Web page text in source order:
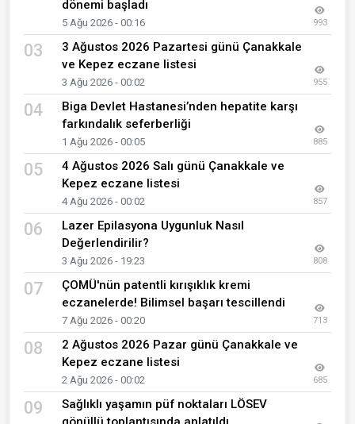
dönemi başladı
5 Ağu 2026 - 00:16 993
03
3 Ağustos 2026 Pazartesi günü Çanakkale
ve Kepez eczane listesi
3 Ağu 2026 - 00:02 955
04
Biga Devlet Hastanesi’nden hepatite karşı
farkındalık seferberliği
1 Ağu 2026 - 00:05 885
05
4 Ağustos 2026 Salı günü Çanakkale ve
Kepez eczane listesi
4 Ağu 2026 - 00:02 857
06
Lazer Epilasyona Uygunluk Nasıl
Değerlendirilir?
3 Ağu 2026 - 19:23 808
07
ÇOMÜ'nün patentli kırışıklık kremi
eczanelerde! Bilimsel başarı tescillendi
7 Ağu 2026 - 00:20 713
08
2 Ağustos 2026 Pazar günü Çanakkale ve
Kepez eczane listesi
2 Ağu 2026 - 00:02 685
09
Sağlıklı yaşamın püf noktaları LÖSEV